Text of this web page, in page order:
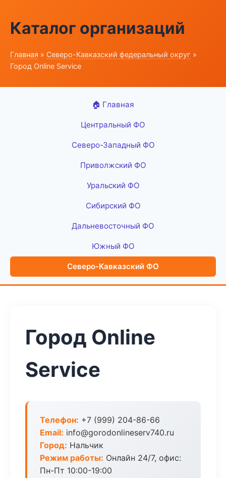
Каталог организаций
Главная » Северо-Кавказский федеральный округ »
Город Online Service
🏠 Главная
Центральный ФО
Северо-Западный ФО
Приволжский ФО
Уральский ФО
Сибирский ФО
Дальневосточный ФО
Южный ФО
Северо-Кавказский ФО
Город Online
Service
Телефон: +7 (999) 204-86-66
Email: info@gorodonlineserv740.ru
Город: Нальчик
Режим работы: Онлайн 24/7, офис:
Пн-Пт 10:00-19:00